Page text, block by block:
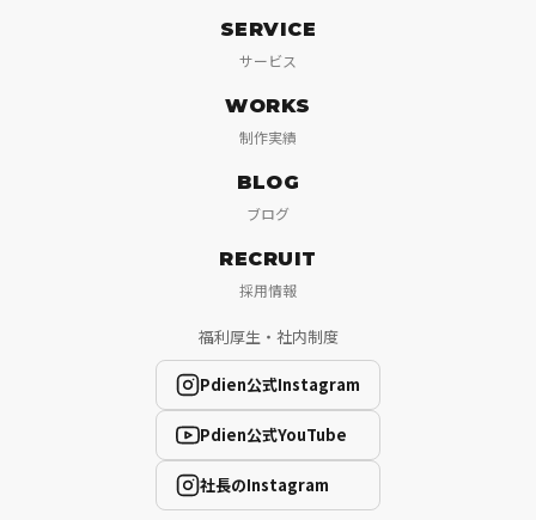
SERVICE
サービス
WORKS
制作実績
BLOG
ブログ
RECRUIT
採用情報
福利厚生・社内制度
Pdien公式Instagram
Pdien公式YouTube
社長のInstagram